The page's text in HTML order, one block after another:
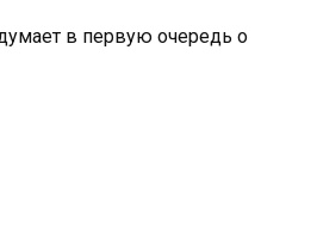
в первую очередь о